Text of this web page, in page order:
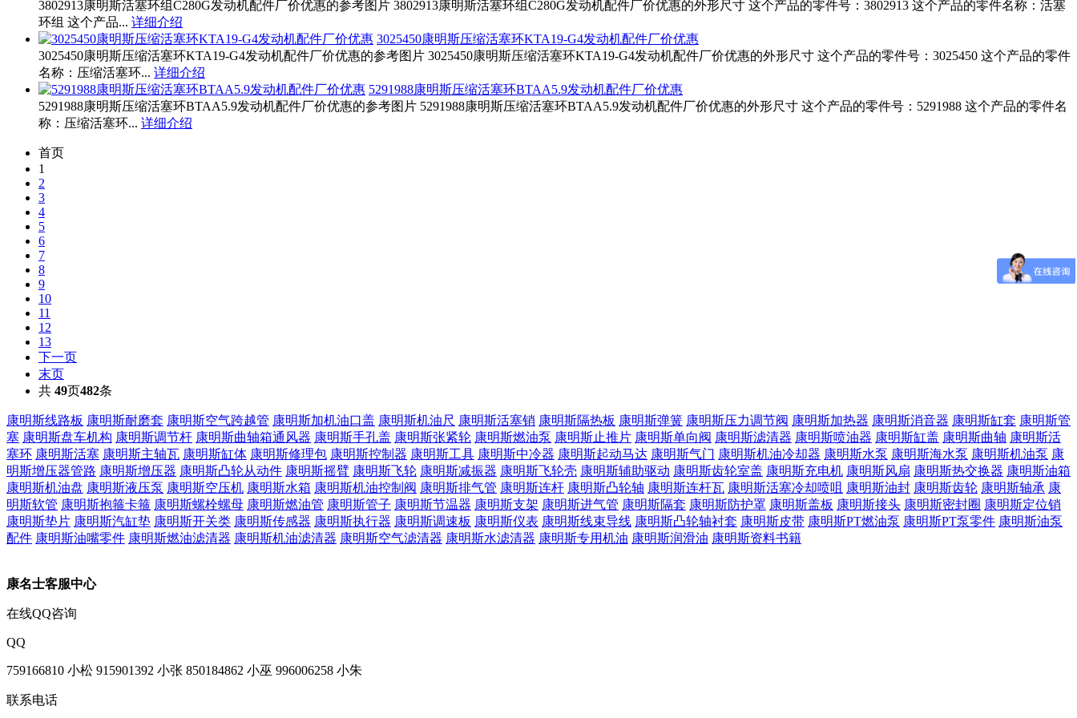
3802913康明斯活塞环组C280G发动机配件厂价优惠的参考图片 3802913康明斯活塞环组C280G发动机配件厂价优惠的外形尺寸 这个产品的零件号：3802913 这个产品的零件名称：活塞
环组 这个产品... 详细介绍
3025450康明斯压缩活塞环KTA19-G4发动机配件厂价优惠
3025450康明斯压缩活塞环KTA19-G4发动机配件厂价优惠的参考图片 3025450康明斯压缩活塞环KTA19-G4发动机配件厂价优惠的外形尺寸 这个产品的零件号：3025450 这个产品的零件
名称：压缩活塞环... 详细介绍
5291988康明斯压缩活塞环BTAA5.9发动机配件厂价优惠
5291988康明斯压缩活塞环BTAA5.9发动机配件厂价优惠的参考图片 5291988康明斯压缩活塞环BTAA5.9发动机配件厂价优惠的外形尺寸 这个产品的零件号：5291988 这个产品的零件名
称：压缩活塞环... 详细介绍
首页
1
2
3
4
5
6
7
8
9
10
11
12
13
下一页
末页
共 49页482条
康明斯线路板 康明斯耐磨套 康明斯空气跨越管 康明斯加机油口盖 康明斯机油尺 康明斯活塞销 康明斯隔热板 康明斯弹簧 康明斯压力调节阀 康明斯加热器 康明斯消音器 康明斯缸套 康明斯管
塞 康明斯盘车机构 康明斯调节杆 康明斯曲轴箱通风器 康明斯手孔盖 康明斯张紧轮 康明斯燃油泵 康明斯止推片 康明斯单向阀 康明斯滤清器 康明斯喷油器 康明斯缸盖 康明斯曲轴 康明斯活
塞环 康明斯活塞 康明斯主轴瓦 康明斯缸体 康明斯修理包 康明斯控制器 康明斯工具 康明斯中冷器 康明斯起动马达 康明斯气门 康明斯机油冷却器 康明斯水泵 康明斯海水泵 康明斯机油泵 康
明斯增压器管路 康明斯增压器 康明斯凸轮从动件 康明斯摇臂 康明斯飞轮 康明斯减振器 康明斯飞轮壳 康明斯辅助驱动 康明斯齿轮室盖 康明斯充电机 康明斯风扇 康明斯热交换器 康明斯油箱
康明斯机油盘 康明斯液压泵 康明斯空压机 康明斯水箱 康明斯机油控制阀 康明斯排气管 康明斯连杆 康明斯凸轮轴 康明斯连杆瓦 康明斯活塞冷却喷咀 康明斯油封 康明斯齿轮 康明斯轴承 康
明斯软管 康明斯抱箍卡箍 康明斯螺栓螺母 康明斯燃油管 康明斯管子 康明斯节温器 康明斯支架 康明斯进气管 康明斯隔套 康明斯防护罩 康明斯盖板 康明斯接头 康明斯密封圈 康明斯定位销
康明斯垫片 康明斯汽缸垫 康明斯开关类 康明斯传感器 康明斯执行器 康明斯调速板 康明斯仪表 康明斯线束导线 康明斯凸轮轴衬套 康明斯皮带 康明斯PT燃油泵 康明斯PT泵零件 康明斯油泵
配件 康明斯油嘴零件 康明斯燃油滤清器 康明斯机油滤清器 康明斯空气滤清器 康明斯水滤清器 康明斯专用机油 康明斯润滑油 康明斯资料书籍
康名士客服中心
在线QQ咨询
QQ
759166810 小松 915901392 小张 850184862 小巫 996006258 小朱
联系电话